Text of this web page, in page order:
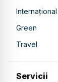
Internațional
Green
Travel
Servicii